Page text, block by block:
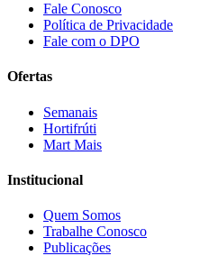
Fale Conosco
Política de Privacidade
Fale com o DPO
Ofertas
Semanais
Hortifrúti
Mart Mais
Institucional
Quem Somos
Trabalhe Conosco
Publicações